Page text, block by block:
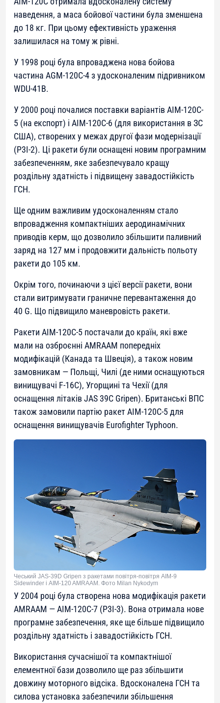
наведення, а маса бойової частини була зменшена
до 18 кг. При цьому ефективність ураження
залишилася на тому ж рівні.
У 1998 році була впроваджена нова бойова
частина AGM-120C-4 з удосконаленим підривником
WDU-41B.
У 2000 році почалися поставки варіантів AIM-120C-
5 (на експорт) і AIM-120C-6 (для використання в ЗС
США), створених у межах другої фази модернізації
(P3I-2). Ці ракети були оснащені новим програмним
забезпеченням, яке забезпечувало кращу
роздільну здатність і підвищену завадостійкість
ГСН.
Ще одним важливим удосконаленням стало
впровадження компактніших аеродинамічних
приводів керм, що дозволило збільшити паливний
заряд на 127 мм і продовжити дальність польоту
ракети до 105 км.
Окрім того, починаючи з цієї версії ракети, вони
стали витримувати граничне перевантаження до
40 G. Що підвищило маневровість ракети.
Ракети AIM-120C-5 постачали до країн, які вже
мали на озброєнні AMRAAM попередніх
модифікацій (Канада та Швеція), а також новим
замовникам — Польщі, Чилі (де ними оснащуються
винищувачі F-16C), Угорщині та Чехії (для
оснащення літаків JAS 39C Gripen). Британські ВПС
також замовили партію ракет AIM-120C-5 для
оснащення винищувачів Eurofighter Typhoon.
Чеський JAS-39D Gripen з ракетами повітря-повітря AIM-9
Sidewinder і AIM-120 AMRAAM. Фото Milan Nykodym
У 2004 році була створена нова модифікація ракети
AMRAAM — AIM-120C-7 (P3I-3). Вона отримала нове
програмне забезпечення, яке ще більше підвищило
роздільну здатність і завадостійкість ГСН.
Використання сучаснішої та компактнішої
елементної бази дозволило ще раз збільшити
довжину моторного відсіка. Вдосконалена ГСН та
силова установка забезпечили збільшення